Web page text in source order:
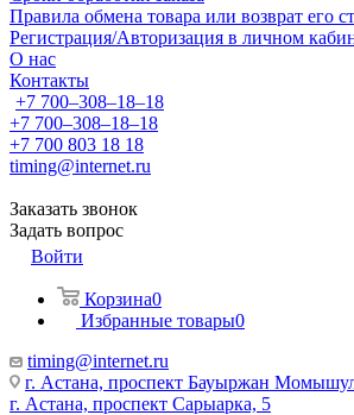
Правила обмена товара или возврат его
Регистрация/Авторизация в личном
О нас
Контакты
+7 700‒308‒18‒18
+7 700‒308‒18‒18
+7 700 803 18 18
timing@internet.ru
Заказать звонок
Задать вопрос
Войти
Корзина0
Избранные товары0
timing@internet.ru
г. Астана, проспект Бауыржан
г. Астана, проспект Сарыарка, 5